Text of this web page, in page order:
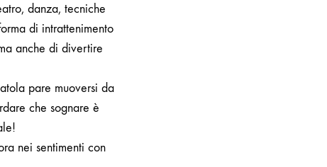
danza, tecniche
di intrattenimento
anche di divertire
pare muoversi da
che sognare è
nei sentimenti con